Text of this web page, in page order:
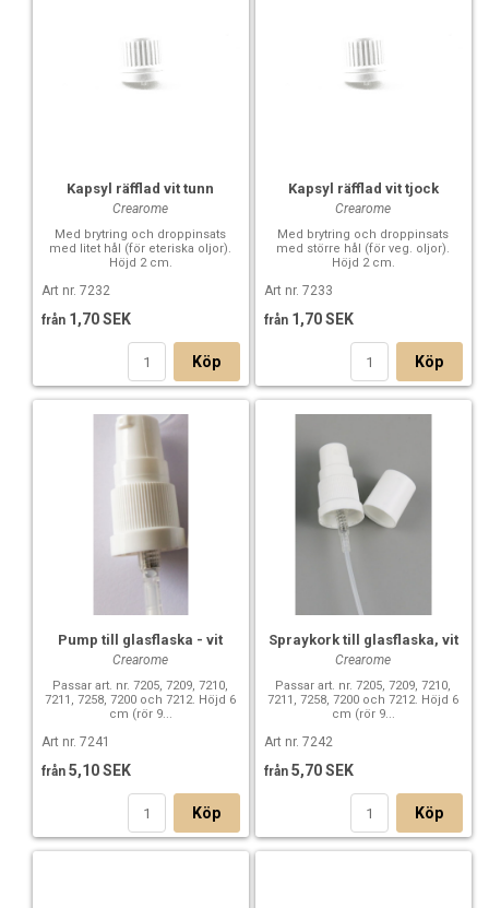
Kapsyl räfflad vit tunn
Crearome
Med brytring och droppinsats
med litet hål (för eteriska oljor).
Höjd 2 cm.
Art nr. 7232
från 1,70 SEK
Köp
Kapsyl räfflad vit tjock
Crearome
Med brytring och droppinsats
med större hål (för veg. oljor).
Höjd 2 cm.
Art nr. 7233
från 1,70 SEK
Köp
Pump till glasflaska - vit
Crearome
Passar art. nr. 7205, 7209, 7210,
7211, 7258, 7200 och 7212. Höjd 6
cm (rör 9...
Art nr. 7241
från 5,10 SEK
Köp
Spraykork till glasflaska, vit
Crearome
Passar art. nr. 7205, 7209, 7210,
7211, 7258, 7200 och 7212. Höjd 6
cm (rör 9...
Art nr. 7242
från 5,70 SEK
Köp